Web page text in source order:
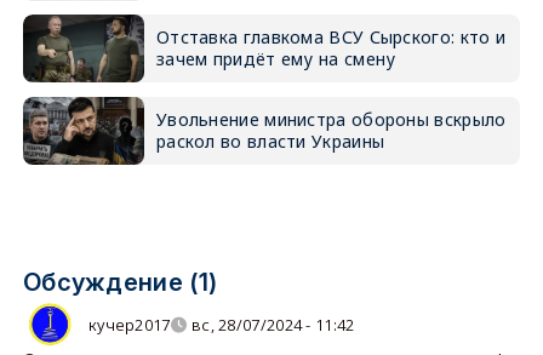
Отставка главкома ВСУ Сырского: кто и
зачем придёт ему на смену
Увольнение министра обороны вскрыло
раскол во власти Украины
Обсуждение (1)
кучер2017 вс, 28/07/2024 - 11:42